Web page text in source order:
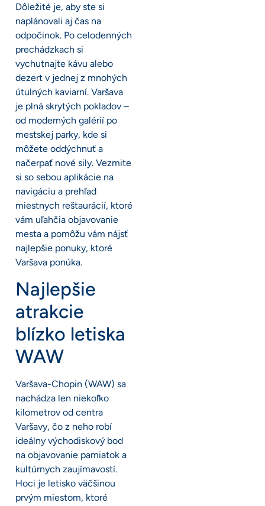
Dôležité je, aby ste si
naplánovali aj čas na
odpočinok. Po celodenných
prechádzkach si
vychutnajte kávu alebo
dezert v jednej z mnohých
útulných kaviarní. Varšava
je plná skrytých pokladov –
od moderných galérií po
mestskej parky, kde si
môžete oddýchnuť a
načerpať nové sily. Vezmite
si so sebou aplikácie na
navigáciu a prehľad
miestnych reštaurácií, ktoré
vám uľahčia objavovanie
mesta a pomôžu vám nájsť
najlepšie ponuky, ktoré
Varšava ponúka.
Najlepšie
atrakcie
blízko letiska
WAW
Varšava-Chopin (WAW) sa
nachádza len niekoľko
kilometrov od centra
Varšavy, čo z neho robí
ideálny východiskový bod
na objavovanie pamiatok a
kultúrnych zaujímavostí.
Hoci je letisko väčšinou
prvým miestom, ktoré